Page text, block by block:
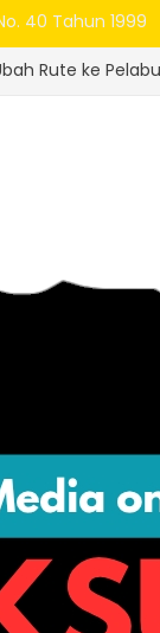
40 Tahun 1999
Teluk Bayur